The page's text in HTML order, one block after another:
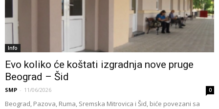
Info
Evo koliko će koštati izgradnja nove pruge
Beograd – Šid
SMP - 11/06/2026 0
Beograd, Pazova, Ruma, Sremska Mitrovica i Šid, biće povezani sa